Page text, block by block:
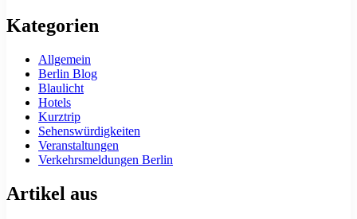
Kategorien
Allgemein
Berlin Blog
Blaulicht
Hotels
Kurztrip
Sehenswürdigkeiten
Veranstaltungen
Verkehrsmeldungen Berlin
Artikel aus